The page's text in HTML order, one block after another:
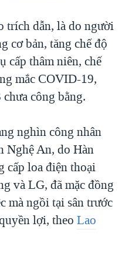
trích dẫn, là do người
cơ bản, tăng chế độ
cấp thâm niên, chế
mắc COVID-19,
công bằng.
nghìn công nhân
Nghệ An, do Hàn
cấp loa điện thoại
và LG, đã mặc đồng
mà ngồi tại sân trước
lợi, theo Lao